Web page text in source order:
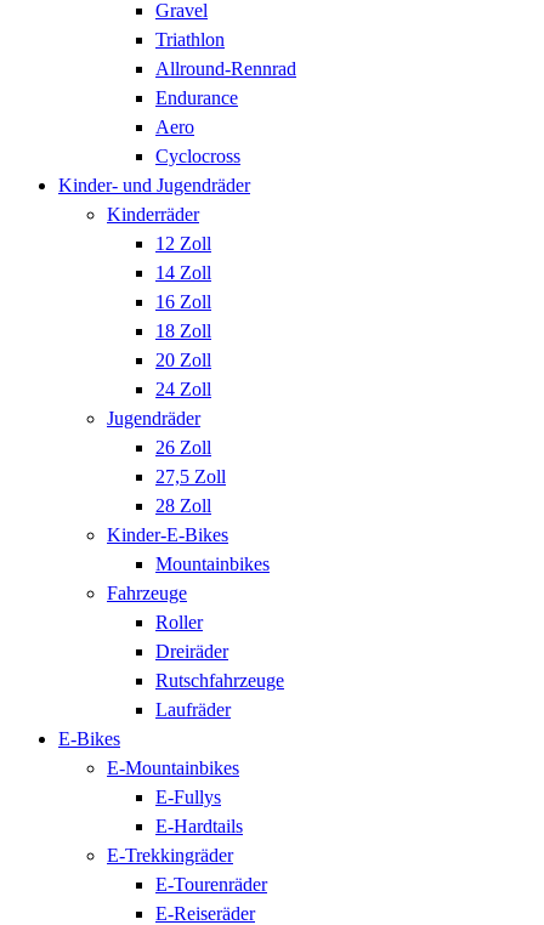
Gravel
Triathlon
Allround-Rennrad
Endurance
Aero
Cyclocross
Kinder- und Jugendräder
Kinderräder
12 Zoll
14 Zoll
16 Zoll
18 Zoll
20 Zoll
24 Zoll
Jugendräder
26 Zoll
27,5 Zoll
28 Zoll
Kinder-E-Bikes
Mountainbikes
Fahrzeuge
Roller
Dreiräder
Rutschfahrzeuge
Laufräder
E-Bikes
E-Mountainbikes
E-Fullys
E-Hardtails
E-Trekkingräder
E-Tourenräder
E-Reiseräder